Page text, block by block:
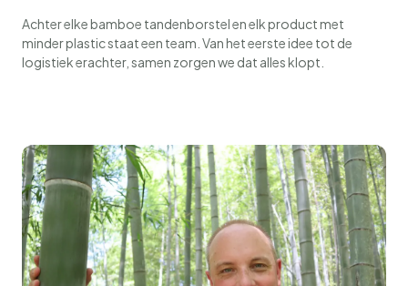
Achter elke bamboe tandenborstel en elk product met
minder plastic staat een team. Van het eerste idee tot de
logistiek erachter, samen zorgen we dat alles klopt.